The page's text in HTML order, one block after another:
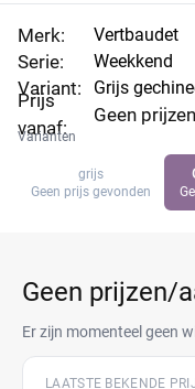
Merk:
Serie:
Variant:
Prijs
vanaf:
Vertbaudet
Weekkend
Grijs
Geen
Varianten
grijs
Geen prijs gevonden
Geen prijzen/
Er zijn momenteel geen
LAATSTE BEKENDE